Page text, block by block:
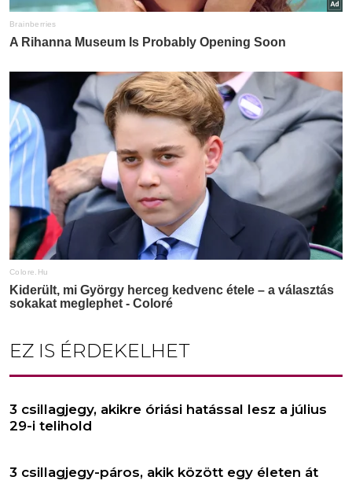
EZ IS ÉRDEKELHET
3 csillagjegy, akikre óriási hatással lesz a július
29-i telihold
3 csillagjegy-páros, akik között egy életen át